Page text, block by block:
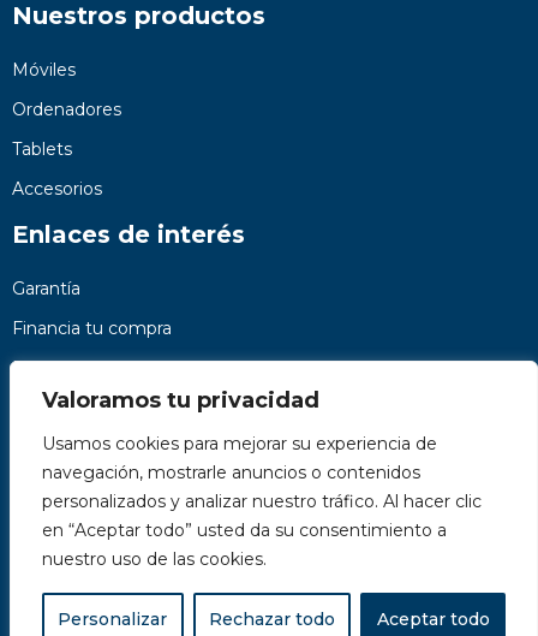
Valoramos tu privacidad
Usamos cookies para mejorar su experiencia de
navegación, mostrarle anuncios o contenidos
personalizados y analizar nuestro tráfico. Al hacer clic
en “Aceptar todo” usted da su consentimiento a
nuestro uso de las cookies.
Personalizar Rechazar todo Aceptar todo
Nuestros productos
Móviles
Ordenadores
Tablets
Accesorios
Enlaces de interés
Garantía
Financia tu compra
Preguntas frecuentes
Nosotros
Contacto
Páginas legales
Kit Digital